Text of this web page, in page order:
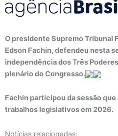
O presidente Supremo Tribunal
Edson Fachin, defendeu nesta
independência dos Três
plenário do Congresso.
Fachin participou da sessão
trabalhos legislativos em 2026.
Notícias relacionadas: